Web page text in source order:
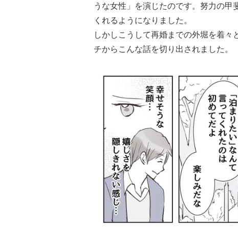
うな女性」を演じたのです。努力の甲
くれるようになりました。
しかしこうして再婚までの外堀を着々
チからこんな話を切り出されました。